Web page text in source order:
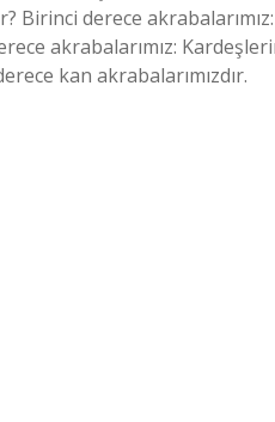
Birinci derece akrabalarımız:
akrabalarımız:
kan akrabalarımızdır.